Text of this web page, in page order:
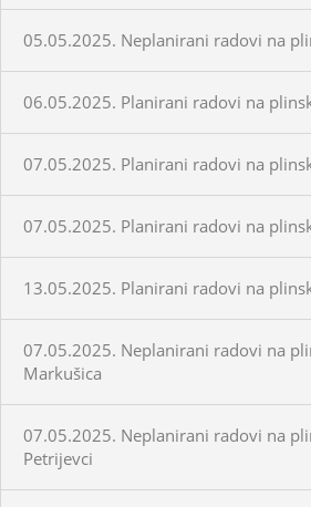
05.05.2025. Neplanirani radovi na
06.05.2025. Planirani radovi na
07.05.2025. Planirani radovi na
07.05.2025. Planirani radovi na
13.05.2025. Planirani radovi na
07.05.2025. Neplanirani radovi na
Markušica
07.05.2025. Neplanirani radovi na
Petrijevci